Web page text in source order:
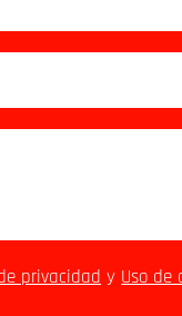
privacidad y Uso de